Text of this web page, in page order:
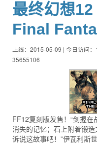
周边
娱乐
专题
最终幻想12
Final
上线：2015-05-09 | 今日访问
35655106
FF12复刻版发售！“剑握
消失的记忆；石上附着锻
诉说这故事吧！”伊瓦利斯